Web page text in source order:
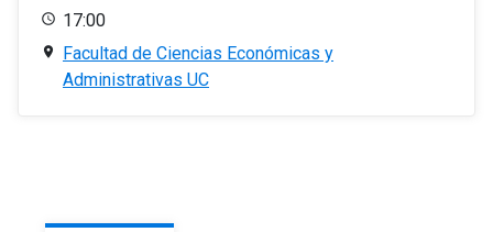
17:00
Facultad de Ciencias Económicas y
Administrativas UC